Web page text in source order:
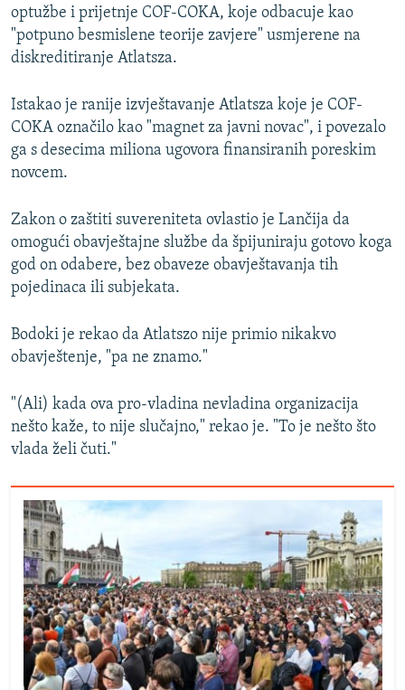
optužbe i prijetnje COF-COKA, koje odbacuje kao
"potpuno besmislene teorije zavjere" usmjerene na
diskreditiranje Atlatsza.
Istakao je ranije izvještavanje Atlatsza koje je COF-
COKA označilo kao "magnet za javni novac", i povezalo
ga s desecima miliona ugovora finansiranih poreskim
novcem.
Zakon o zaštiti suvereniteta ovlastio je Lančija da
omogući obavještajne službe da špijuniraju gotovo koga
god on odabere, bez obaveze obavještavanja tih
pojedinaca ili subjekata.
Bodoki je rekao da Atlatszo nije primio nikakvo
obavještenje, "pa ne znamo."
"(Ali) kada ova pro-vladina nevladina organizacija
nešto kaže, to nije slučajno," rekao je. "To je nešto što
vlada želi čuti."